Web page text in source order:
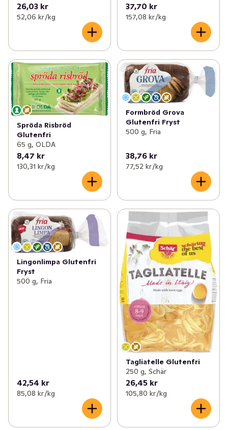
26,03 kr
52,06 kr /kg
37,70 kr
157,08 kr /kg
Spröda Risbröd
Glutenfri
65 g, OLDA
8,47 kr
130,31 kr /kg
Formbröd Grova
Glutenfri Fryst
500 g, Fria
38,76 kr
77,52 kr /kg
Lingonlimpa Glutenfri
Fryst
500 g, Fria
42,54 kr
85,08 kr /kg
Tagliatelle Glutenfri
250 g, Schär
26,45 kr
105,80 kr /kg